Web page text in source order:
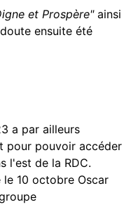
et Prospère" ainsi
ensuite été
a par ailleurs
pour pouvoir accéder
l'est de la RDC.
le 10 octobre Oscar